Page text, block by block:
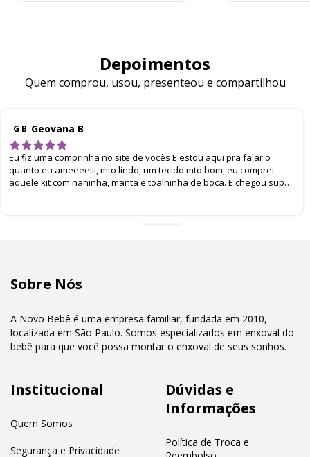
Depoimentos
Quem comprou, usou, presenteou e compartilhou
G B Geovana B
Eu fiz uma comprinha no site de vocês E estou aqui pra falar o
quanto eu ameeeeiii, mto lindo, um tecido mto bom, eu comprei
aquele kit com naninha, manta e toalhinha de boca. E chegou super
Sobre Nós
A Novo Bebê é uma empresa familiar, fundada em 2010,
localizada em São Paulo. Somos especializados em enxoval do
bebê para que você possa montar o enxoval de seus sonhos.
Institucional
Quem Somos
Segurança e Privacidade
Dúvidas e
Informações
Política de Troca e